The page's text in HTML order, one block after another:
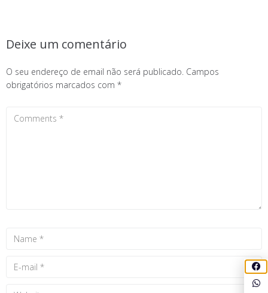
Deixe um comentário
O seu endereço de email não será publicado. Campos
obrigatórios marcados com *